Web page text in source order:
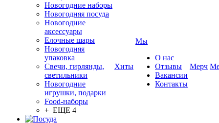
Новогодние наборы
Новогодняя посуда
Новогодние
аксессуары
Елочные шары
Новогодняя
упаковка
Свечи, гирлянды,
светильники
Новогодние
игрушки, подарки
Food-наборы
+ ЕЩЕ 4
Хиты
Мы
О нас
Отзывы
Вакансии
Контакты
Мерч